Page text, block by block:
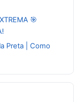
🎯
Preta | Como